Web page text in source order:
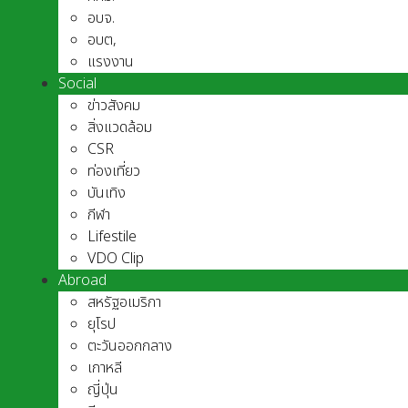
อบจ.
อบต,
แรงงาน
Social
ข่าวสังคม
สิ่งแวดล้อม
CSR
ท่องเที่ยว
บันเทิง
กีฬา
Lifestile
VDO Clip
Abroad
สหรัฐอเมริกา
ยุโรป
ตะวันออกกลาง
เกาหลี
ญี่ปุ่น